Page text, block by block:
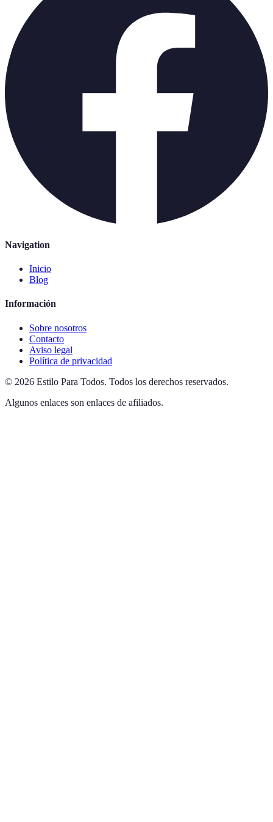
Navigation
Inicio
Blog
Información
Sobre nosotros
Contacto
Aviso legal
Política de privacidad
© 2026 Estilo Para Todos. Todos los derechos reservados.
Algunos enlaces son enlaces de afiliados.